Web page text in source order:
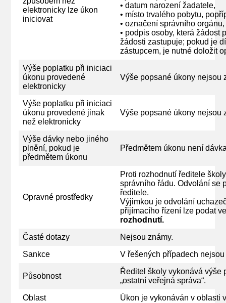
elektronicky lze úkon
iniciovat
• datum narození žadatele,
• místo trvalého pobytu,
• označení správního
• podpis osoby, která žádost
žádosti zastupuje; pokud je
zástupcem, je nutné doložit
Výše poplatku při iniciaci
úkonu provedené
elektronicky
Výše popsané úkony nejsou
Výše poplatku při iniciaci
úkonu provedené jinak
než elektronicky
Výše popsané úkony nejsou
Výše dávky nebo jiného
plnění, pokud je
předmětem úkonu
Předmětem úkonu není
Opravné prostředky
Proti rozhodnutí ředitele
správního řádu. Odvolání se
ředitele.
Výjimkou je odvolání
přijímacího řízení lze podat
rozhodnutí.
Časté dotazy
Nejsou známy.
Sankce
V řešených případech
Působnost
Ředitel školy vykonává výše
„ostatní veřejná správa“.
Oblast
Úkon je vykonáván v oblasti